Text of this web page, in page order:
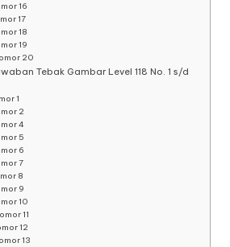
16
17
18
19
20
Tebak Gambar Level 118 No. 1 s/d
1
2
4
5
6
7
8
9
10
11
12
13